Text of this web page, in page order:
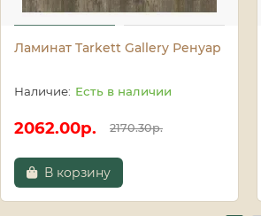
Ламинат Tarkett Gallery Ренуар
Есть в наличии
2062.00р. 2170.30р.
В корзину